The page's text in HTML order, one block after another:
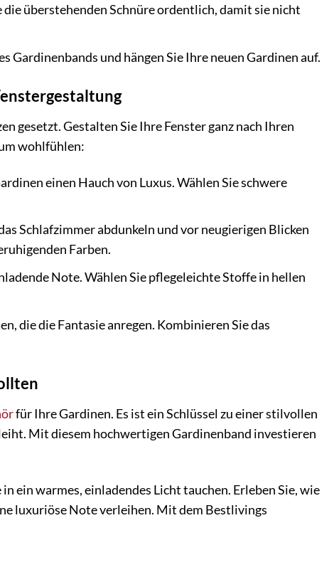
überstehenden Schnüre ordentlich, damit sie nicht
Gardinenbands und hängen Sie Ihre neuen Gardinen auf.
gesetzt. Gestalten Sie Ihre Fenster ganz nach Ihren
wohlfühlen:
einen Hauch von Luxus. Wählen Sie schwere
Schlafzimmer abdunkeln und vor neugierigen Blicken
Farben.
Note. Wählen Sie pflegeleichte Stoffe in hellen
die die Fantasie anregen. Kombinieren Sie das
für Ihre Gardinen. Es ist ein Schlüssel zu einer stilvollen
Mit diesem hochwertigen Gardinenband investieren
ein warmes, einladendes Licht tauchen. Erleben Sie, wie
luxuriöse Note verleihen. Mit dem Bestlivings